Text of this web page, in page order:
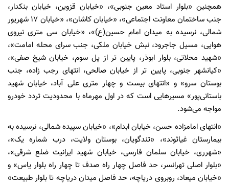
همچنین «بلوار استاد معین جنوبی»، «خیابان قزوین، خیابان بنکدار،
جنب ساختمان معاونت اجتماعی»، «خیابان کاشان»، «خیابان 17 شهریور
شمالی، نرسیده به میدان امام حسین(ع)»، «خیابان سی متری نیروی
هوایی، مسیل جاجرود، نبش خیابان ملکی، جنب سرای محله امامت»،
«شهید محلاتی، بلوار ابوذر، پایین تر از پل سوم، خیابان شیخ صفی»،
«کیانشهر جنوبی، پایین تر از خیابان صالحی، انتهای رجب زاده، جنب
بوستان سرو» و «انتهای بیست و چهار متری علی آباد، خیابان شهید
باستانی‌پور» مسیرهایی است که در اول مهرماه با محدودیت تردد خودرو
مواجه می‌شود.
«انتهای امامزاده حسن، خیابان ابدام»، «خیابان سپیده شمالی، نرسیده به
بیمارستان غیاثوند»، «تندگویان، بوستان ولایت، درب شماره یک»،
«شهرری، خیابان سلمان فارسی، خیابان شهید ایرانیت ضلع شرقی»،
«بلوار اصلی تهرانسر، حد فاصل چهار راه صدف تا چهار راه بلوار یاس» و
«خیابان میعاد، روبروی دریاچه، حد فاصل میدان دریاچه تا بلوار طبیعت»